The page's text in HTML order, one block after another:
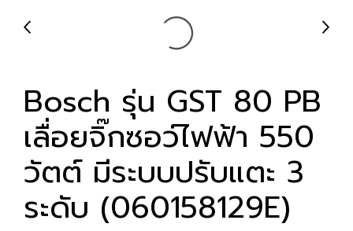
Bosch รุ่น GST 80 PB
เลื่อยจิ๊กซอว์ไฟฟ้า 550
วัตต์ มีระบบปรับแตะ 3
ระดับ (060158129E)